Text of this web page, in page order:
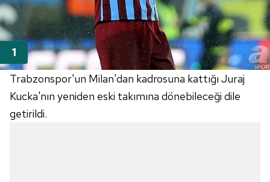
Trabzonspor'un Milan'dan kadrosuna kattığı Juraj
Kucka'nın yeniden eski takımına dönebileceği dile
getirildi.